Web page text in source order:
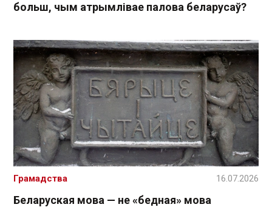
больш, чым атрымлівае палова беларусаў?
Беларуская мова — не «бедная» мова
Грамадства 16.07.2026